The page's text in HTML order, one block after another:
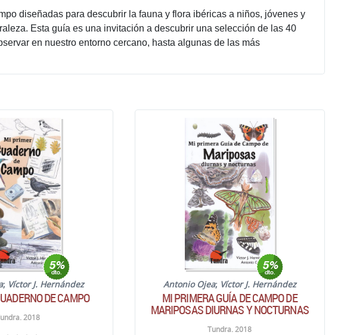
diseñadas para descubrir la fauna y flora ibéricas a niños, jóvenes y
Esta guía es una invitación a descubrir una selección de las 40
en nuestro entorno cercano, hasta algunas de las más
; Víctor J. Hernández
DE CAMPO
2018
Antonio Ojea; Víctor J. Hernández
MI PRIMERA GUÍA DE CAMPO DE
MARIPOSAS DIURNAS Y NOCTURNAS
Tundra. 2018